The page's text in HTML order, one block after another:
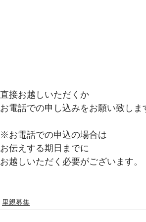
直接お越しいただくか
お電話での申し込みをお願い致しま
※お電話での申込の場合は
お伝えする期日までに
お越しいただく必要がございます。
里親募集